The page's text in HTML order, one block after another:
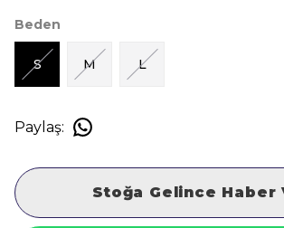
Beden
S M L
Paylaş:
Stoğa Gelince Haber